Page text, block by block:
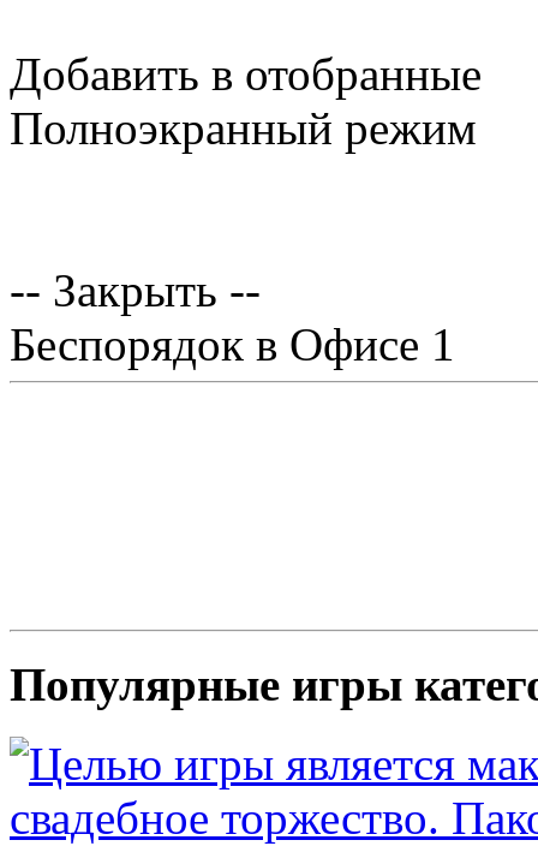
Добавить в отобранные
Полноэкранный режим
-- Закрыть --
Беспорядок в Офисе 1
Популярные игры